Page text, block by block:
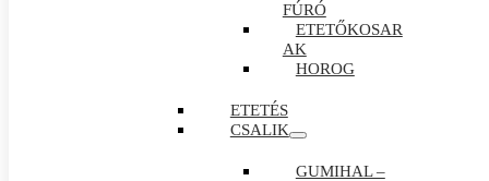
FÚRÓ
ETETŐKOSAR
AK
HOROG
ETETÉS
CSALIK
GUMIHAL –